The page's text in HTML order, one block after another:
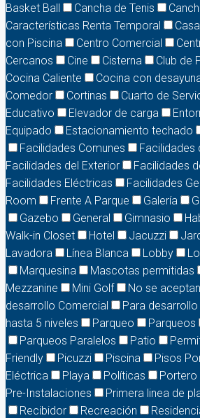
Basket Ball
Cancha de Tenis
Características Renta Temporal
con Piscina
Centro Comercial
Cercanos
Cine Cisterna Club de
Cocina Caliente
Cocina con
Comedor
Cortinas Cuarto de
Educativo
Elevador de carga
Equipado
Estacionamiento techado
Facilidades Comunes
Facilidades
Facilidades del Exterior
Facilidades
Facilidades Eléctricas
Facilidades
Room
Frente A Parque Galería
Gazebo
General Gimnasio
Walk-in Closet
Hotel Jacuzzi
Lavadora
Línea Blanca Lobby
Marquesina
Mascotas permitidas
Mezzanine
Mini Golf No se
desarrollo Comercial
Para
hasta 5 niveles
Parqueo Parqueos
Parqueos Paralelos
Patio
Friendly
Picuzzi Piscina Pisos
Eléctrica
Playa Políticas Portero
Pre-Instalaciones
Primera linea de
Recibidor
Recreación